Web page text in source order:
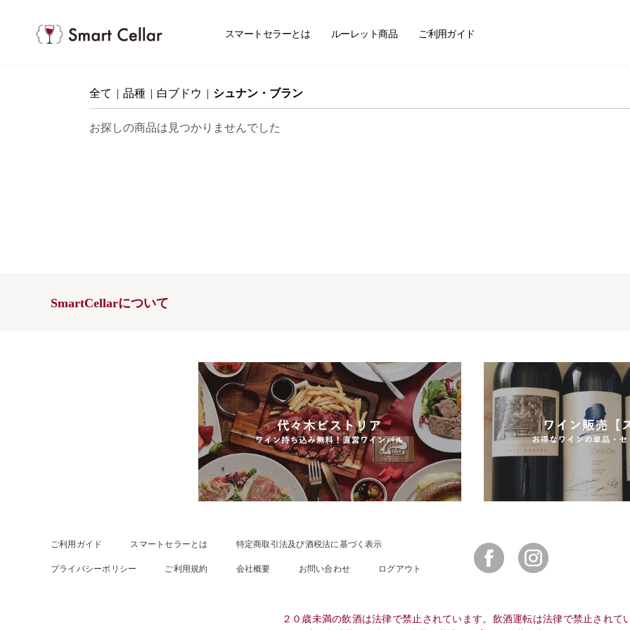
スマートセラー
スマートセラーとは ルーレット商品 ご利用ガイド
全て | 品種 | 白ブドウ | シュナン・ブラン
お探しの商品は見つかりませんでした
SmartCellarについて
ご利用ガイド スマートセラーとは 特定商取引法及び酒税法に基づく表示
プライバシーポリシー ご利用規約 会社概要 お問い合わせ ログアウト
Facebook
２０歳未満の飲酒は法律で禁止されています。飲酒運転は法律で禁止されて